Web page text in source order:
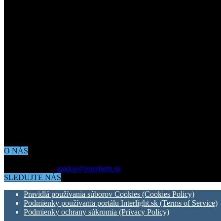
O NÁS
gajdos@interlight.sk
SLEDUJTE NÁS
Pravidlá používania súborov Cookies (Cookies Policy)
Podmienky používania portálu Interlight.sk (Terms of Service)
Podmienky ochrany súkromia (Privacy Policy)